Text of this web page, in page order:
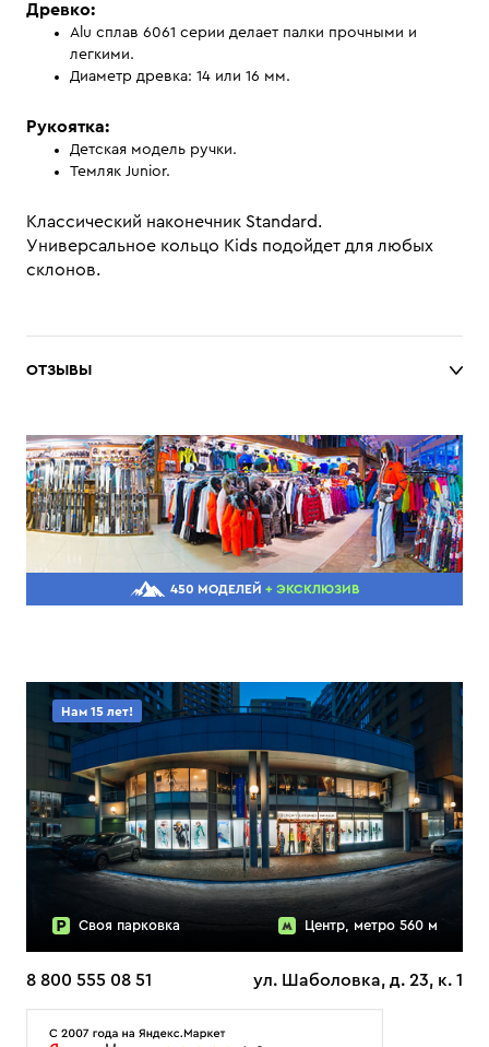
Древко:
Alu сплав 6061 серии делает палки прочными и
легкими.
Диаметр древка: 14 или 16 мм.
Рукоятка:
Детская модель ручки.
Темляк Junior.
Классический наконечник Standard.
Универсальное кольцо Kids подойдет для любых
склонов.
ОТЗЫВЫ
450 МОДЕЛЕЙ + ЭКСКЛЮЗИВ
Нам 15 лет!
Своя парковка Центр, метро 560 м
8 800 555 08 51 ул. Шаболовка, д. 23, к. 1